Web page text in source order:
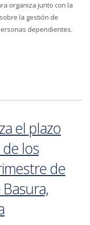
organiza junto con la
la gestión de
dependientes.
el plazo
los
de